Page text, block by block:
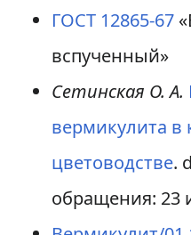
ГОСТ 12865-67
вспученный»
Сетинская О. А.
вермикулита
цветоводстве.
обращения: 23